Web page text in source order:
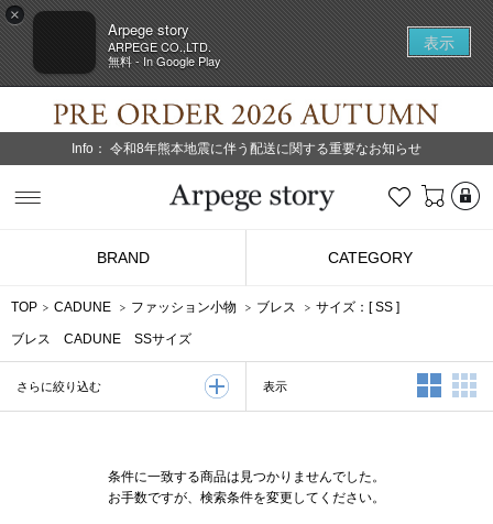
×
Arpege story
ARPEGE CO.,LTD.
無料 - In Google Play
表示
Info： 令和8年熊本地震に伴う配送に関する重要なお知らせ
お気に入り
BRAND CATEGORY
TOP CADUNE ファッション小物 ブレス サイズ：[SS ]
ブレス CADUNE SSサイズ
さらに絞り込む 表示 2列表示
条件に一致する商品は見つかりませんでした。
お手数ですが、検索条件を変更してください。